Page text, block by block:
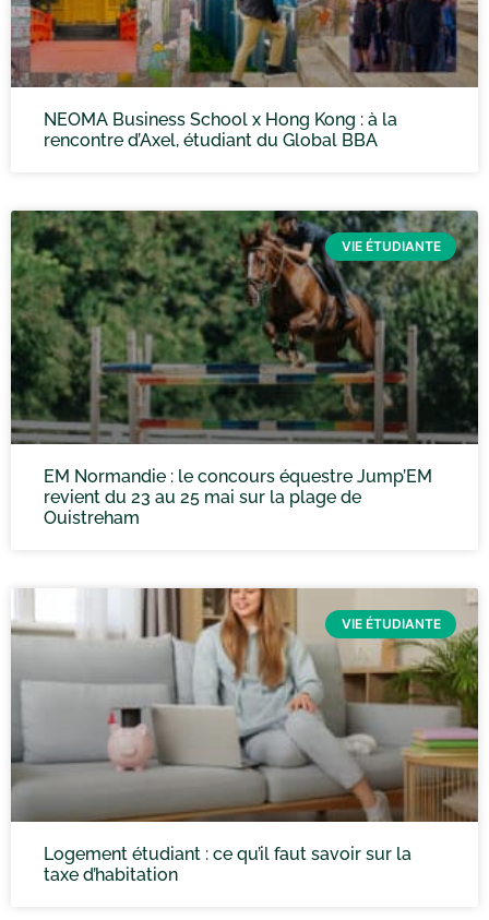
NEOMA Business School x Hong Kong : à la
rencontre d’Axel, étudiant du Global BBA
VIE ÉTUDIANTE
EM Normandie : le concours équestre Jump’EM
revient du 23 au 25 mai sur la plage de
Ouistreham
VIE ÉTUDIANTE
Logement étudiant : ce qu’il faut savoir sur la
taxe d’habitation